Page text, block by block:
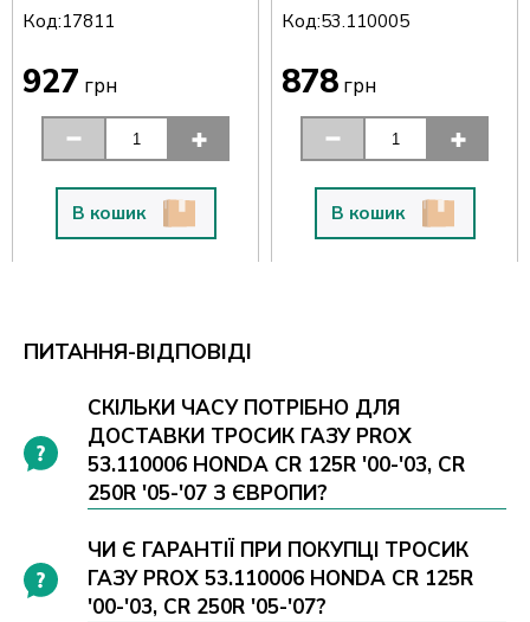
Код:17811
927 грн
В кошик
Код:53.110005
878 грн
В кошик
ПИТАННЯ-ВІДПОВІДІ
СКІЛЬКИ ЧАСУ ПОТРІБНО ДЛЯ
ДОСТАВКИ ТРОСИК ГАЗУ PROX
53.110006 HONDA CR 125R '00-'03, CR
250R '05-'07 З ЄВРОПИ?
ЧИ Є ГАРАНТІЇ ПРИ ПОКУПЦІ ТРОСИК
ГАЗУ PROX 53.110006 HONDA CR 125R
'00-'03, CR 250R '05-'07?